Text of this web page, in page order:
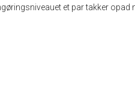
et par takker opad